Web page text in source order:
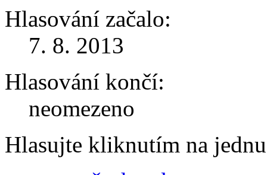
Hlasování začalo:
7. 8. 2013
Hlasování končí:
neomezeno
Hlasujte kliknutím na